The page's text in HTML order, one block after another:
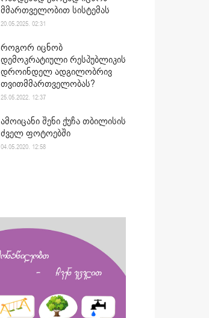
მმართველობით სისტემას
20.05.2025. 02:31
როგორ იცნობ
დემოკრატიული რესპუბლიკის
დროინდელ ადგილობრივ
თვითმმართველობას?
25.05.2022. 12:37
ამოიცანი შენი ქუჩა თბილისის
ძველ ფოტოებში
04.05.2020. 12:58